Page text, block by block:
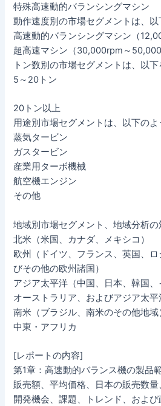
特殊高速動的バランシングマシン
動作速度別の市場セグメントは、
高速動的バランシングマシン（
超高速マシン（30,000rpm～
トン数別の市場セグメントは、以
5～20トン
20トン以上
用途別市場セグメントは、以下の
蒸気タービン
ガスタービン
産業用ターボ機械
航空機エンジン
その他
地域別市場セグメント、地域分析の
北米（米国、カナダ、メキシコ）
欧州（ドイツ、フランス、英国、
びその他の欧州諸国）
アジア太平洋（中国、日本、韓国、
オーストラリア、およびアジア太平
南米（ブラジル、南米のその他地域
中東・アフリカ
[レポートの内容]
第1章：高速動的バランス機の製品
販売額、平均価格、日本の販売数量
開発機会、課題、トレンド、およ